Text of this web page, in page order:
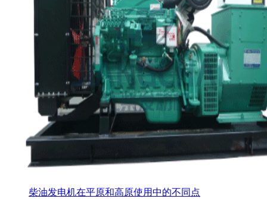
柴油发电机在平原和高原使用中的不同点